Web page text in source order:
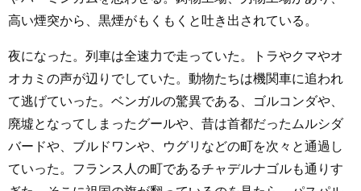
高い煙突から、黒煙がもくもくと吐き出されている。
夜になった。列車は全速力で走っていた。トラやクマやオ
オカミの声が辺りでしていた。動物たちは機関車に追われ
て逃げていった。ベンガルの驚異である、ゴルコンダや、
廃墟となってしまったグールや、昔は首都だったムルシダ
バードや、ブルドワンや、ウグリなどの町を次々と通過し
ていった。フランス人の町であるチャデルナゴルも通りす